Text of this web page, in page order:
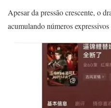
Apesar da pressão crescente, o
acumulando números